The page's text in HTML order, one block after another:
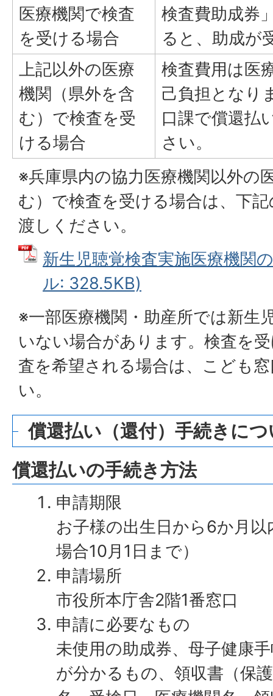
医療機関で検査
を受ける場合
検査費助成券
ると、助成が
上記以外の医療
機関（県外を含
む）で検査を受
ける場合
検査費用は医
己負担となり
口課で償還払
さい。
※兵庫県内の協力医療機関以外の
む）で検査を受ける場合は、下
渡しください。
新生児聴覚検査実施医療機関
ル: 328.5KB)
※一部医療機関・助産所では新生
いない場合があります。検査を
査を希望される場合は、こども
い。
償還払い（還付）手続きに
償還払いの手続き方法
申請期限
お子様の出生日から6か月
場合10月1日まで）
申請場所
市役所本庁舎2階1番窓口
申請に必要なもの
未使用の助成券、母子健康
が分かるもの、領収書（保